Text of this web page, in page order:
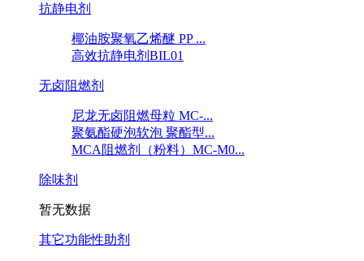
抗静电剂
椰油胺聚氧乙烯醚 PP ...
高效抗静电剂BIL01
无卤阻燃剂
尼龙无卤阻燃母粒 MC-...
聚氨酯硬泡软泡 聚酯型...
MCA阻燃剂（粉料）MC-M0...
除味剂
暂无数据
其它功能性助剂